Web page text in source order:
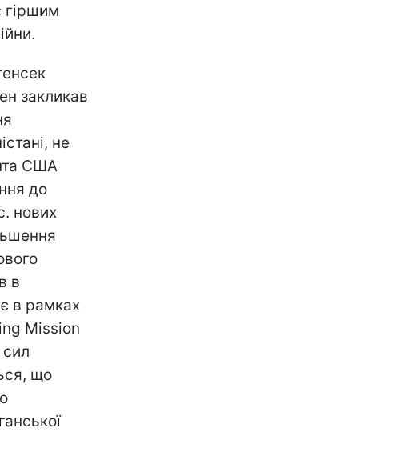
гіршим
закликав
не
США
до
нових
в
в рамках
Mission
сил
що